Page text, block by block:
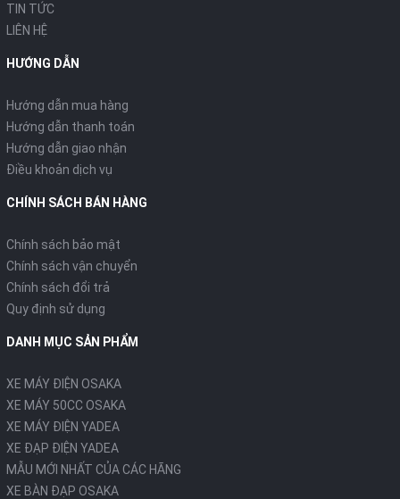
TIN TỨC
LIÊN HỆ
HƯỚNG DẪN
Hướng dẫn mua hàng
Hướng dẫn thanh toán
Hướng dẫn giao nhận
Điều khoản dịch vụ
CHÍNH SÁCH BÁN HÀNG
Chính sách bảo mật
Chính sách vận chuyển
Chính sách đổi trả
Quy định sử dụng
DANH MỤC SẢN PHẨM
XE MÁY ĐIỆN OSAKA
XE MÁY 50CC OSAKA
XE MÁY ĐIỆN YADEA
XE ĐẠP ĐIỆN YADEA
MẪU MỚI NHẤT CỦA CÁC HÃNG
XE BÀN ĐẠP OSAKA